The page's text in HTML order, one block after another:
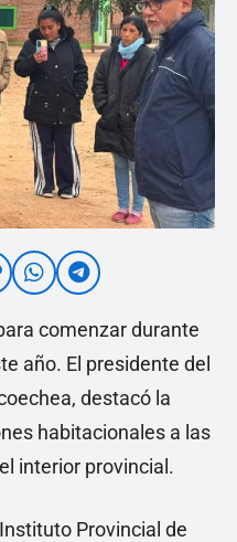
comenzar durante
año. El presidente del
destacó la
habitacionales a las
interior provincial.
Provincial de